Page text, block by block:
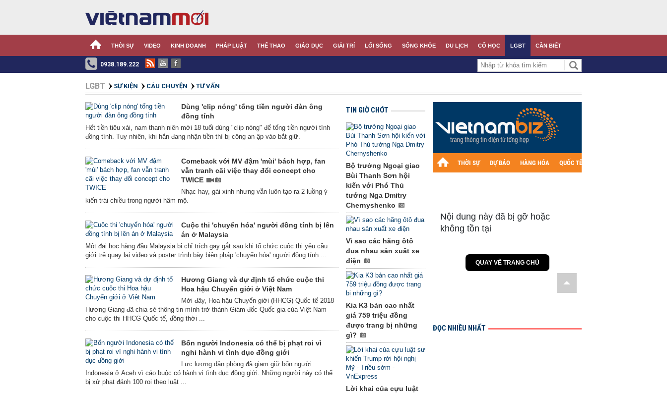
THỜI SỰ VIDEO KINH DOANH PHÁP LUẬT THỂ THAO GIÁO DỤC GIẢI TRÍ LỐI SỐNG SỐNG KHỎE DU LỊCH CỔ HỌC LGBT CẦN BIẾT
0938.189.222
LGBT SỰ KIỆN CÂU CHUYỆN TƯ VẤN
Dùng 'clip nóng' tống tiền người đàn ông
đồng tính
Hết tiền tiêu xài, nam thanh niên mới 18 tuổi dùng "clip nóng" để tống tiền người tình
đồng tính. Tuy nhiên, khi hắn đang nhận tiền thì bị công an ập vào bắt giữ.
Comeback với MV đậm 'mùi' bách hợp, fan
vẫn tranh cãi việc thay đổi concept cho
TWICE
Nhạc hay, gái xinh nhưng vẫn luôn tạo ra 2 luồng ý
kiến trái chiều trong người hâm mộ.
Cuộc thi 'chuyển hóa' người đồng tính bị lên
án ở Malaysia
Một đại học hàng đầu Malaysia bị chỉ trích gay gắt sau khi tổ chức cuộc thi yêu cầu
giới trẻ quay lại video và poster trình bày biện pháp 'chuyển hóa' người đồng tính ...
Hương Giang và dự định tổ chức cuộc thi
Hoa hậu Chuyển giới ở Việt Nam
Mới đây, Hoa hậu Chuyển giới (HHCG) Quốc tế 2018
Hương Giang đã chia sẻ thông tin mình trở thành Giám đốc Quốc gia của Việt Nam
cho cuộc thi HHCG Quốc tế, đồng thời ...
Bốn người Indonesia có thể bị phạt roi vì
nghi hành vi tình dục đồng giới
Lực lượng dân phòng đã giam giữ bốn người
Indonesia ở Aceh vì cáo buộc có hành vi tình dục đồng giới. Những người này có thể
bị xử phạt đánh 100 roi theo luật ...
TIN GIỜ CHÓT
Bộ trưởng Ngoại giao
Bùi Thanh Sơn hội
kiến với Phó Thủ
tướng Nga Dmitry
Chernyshenko
Vì sao các hãng ôtô
đua nhau sản xuất xe
điện
Kia K3 bản cao nhất
giá 759 triệu đồng
được trang bị những
gì?
Lời khai của cựu luật
ĐỌC NHIỀU NHẤT